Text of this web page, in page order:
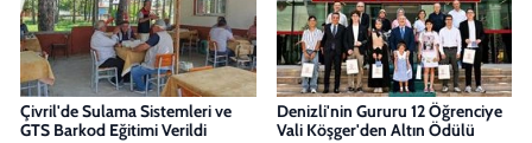
Çivril'de Sulama Sistemleri ve
GTS Barkod Eğitimi Verildi
Denizli'nin Gururu 12 Öğrenciye
Vali Köşger'den Altın Ödülü